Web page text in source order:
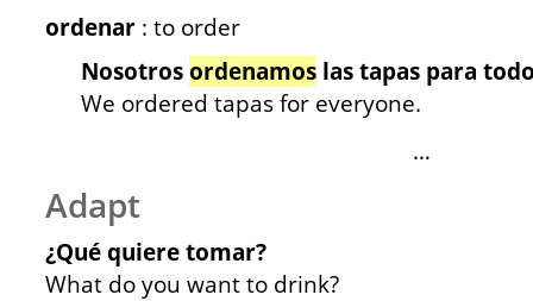
ordenar : to order
Nosotrosordenamos las tapas para
We ordered tapas for everyone.
…
Adapt
¿Qué quiere tomar?
What do you want to drink?